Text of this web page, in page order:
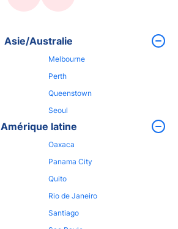
Asie/Australie
Melbourne
Perth
Queenstown
Seoul
Amérique latine
Oaxaca
Panama City
Quito
Rio de Janeiro
Santiago